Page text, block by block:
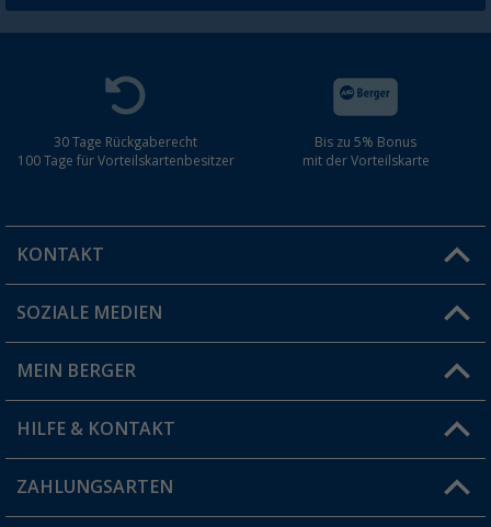
30 Tage Rückgaberecht
100 Tage für Vorteilskartenbesitzer
Bis zu 5% Bonus
mit der Vorteilskarte
KONTAKT
Du hast eine Frage?
Filiale finden
SOZIALE MEDIEN
MEIN BERGER
Vorteilskarte
Blog
HILFE & KONTAKT
FAQ & Kontakt
ZAHLUNGSARTEN